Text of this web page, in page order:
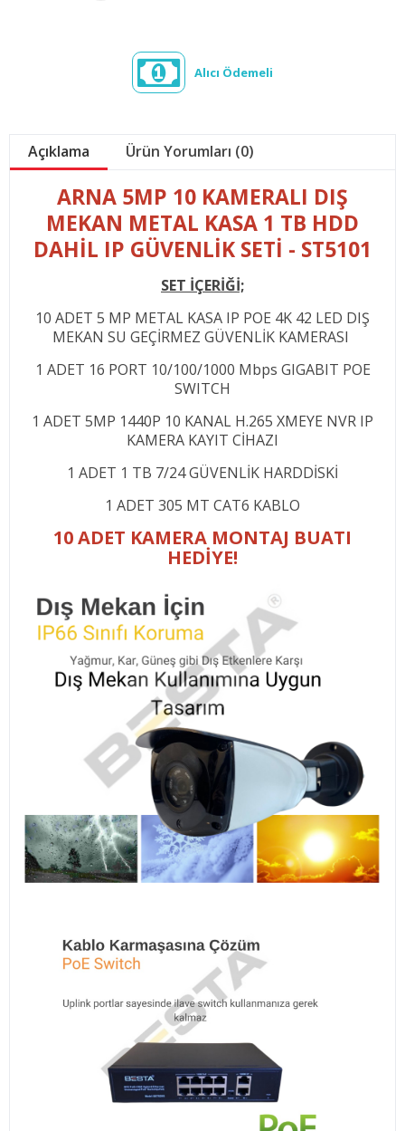
Alıcı Ödemeli
Açıklama Ürün Yorumları (0)
ARNA 5MP 10 KAMERALI DIŞ
MEKAN METAL KASA 1 TB HDD
DAHİL IP GÜVENLİK SETİ - ST5101
SET İÇERİĞİ;
10 ADET 5 MP METAL KASA IP POE 4K 42 LED DIŞ
MEKAN SU GEÇİRMEZ GÜVENLİK KAMERASI
1 ADET 16 PORT 10/100/1000 Mbps GIGABIT POE
SWITCH
1 ADET 5MP 1440P 10 KANAL H.265 XMEYE NVR IP
KAMERA KAYIT CİHAZI
1 ADET 1 TB 7/24 GÜVENLİK HARDDİSKİ
1 ADET 305 MT CAT6 KABLO
10 ADET KAMERA MONTAJ BUATI
HEDİYE!